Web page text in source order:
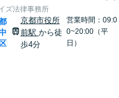
ズ法律事務所
京都市役所
前駅 から徒
歩4分
営業時間：09:0
0~20:00（平
日）